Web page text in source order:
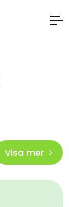
Visa mer